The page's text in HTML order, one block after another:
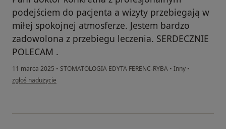
podejściem do pacjenta a wizyty przebiegają w
miłej spokojnej atmosferze. Jestem bardzo
zadowolona z przebiegu leczenia. SERDECZNIE
POLECAM .
11 marca 2025 • STOMATOLOGIA EDYTA FERENC-RYBA • Inny •
w opinii użytkownika Rena
zgłoś nadużycie